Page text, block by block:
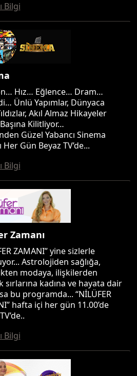
Bilgi
Hız… Eğlence… Dram…
Ünlü Yapımlar, Dünyaca
Akıl Almaz Hikayeler
Kilitliyor…
Güzel Yabancı Sinema
Her Gün Beyaz TV’de...
Bilgi
Zamanı
ZAMANI” yine sizlerle
Astrolojiden sağlığa,
modaya, ilişkilerden
sırlarına kadına ve hayata dair
bu programda... “NİLÜFER
hafta içi her gün 11.00’de
Bilgi